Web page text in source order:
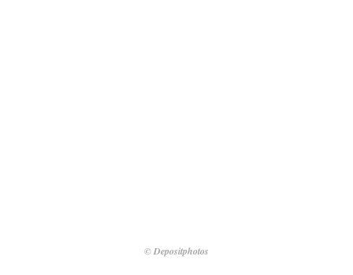
© Depositphotos